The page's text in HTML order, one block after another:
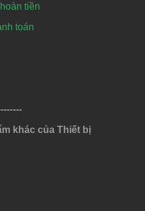
tiền
toán
khác của Thiết bị